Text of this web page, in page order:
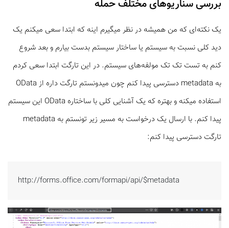
بررسی سناریوهای مختلف حمله
یک نکته‌ای که من همیشه در نظر میگیرم اینه که ابتدا سعی میکنم یک
دید کلی نسبت به سیستم یا ساختار سیستم بدست بیارم و بعد شروع
کنم به تست تک تک مولفه‌های سیستم. در این تارگت ابتدا سعی کردم
به metadata دسترسی پیدا کنم چون میدونستم تارگت داره از OData
استفاده میکنه و بهتره که یک آشنایی کلی با ساختاره OData این سیستم
پیدا کنم. با ارسال یک درخواست به مسیر زیر تونستم به metadata
تارگت دسترسی پیدا کنم:
http://forms.office.com/formapi/api/$metadata